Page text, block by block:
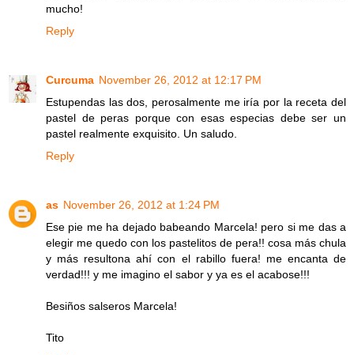
mucho!
Reply
Curcuma November 26, 2012 at 12:17 PM
Estupendas las dos, perosalmente me iría por la receta del
pastel de peras porque con esas especias debe ser un
pastel realmente exquisito. Un saludo.
Reply
as November 26, 2012 at 1:24 PM
Ese pie me ha dejado babeando Marcela! pero si me das a
elegir me quedo con los pastelitos de pera!! cosa más chula
y más resultona ahí con el rabillo fuera! me encanta de
verdad!!! y me imagino el sabor y ya es el acabose!!!
Besiños salseros Marcela!
Tito